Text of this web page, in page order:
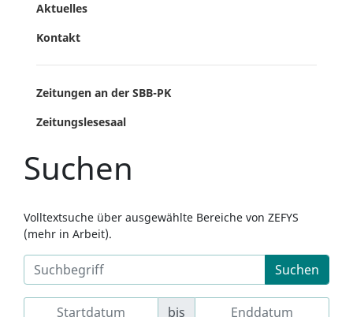
Aktuelles
Kontakt
Zeitungen an der SBB-PK
Zeitungslesesaal
Suchen
Volltextsuche über ausgewählte Bereiche von ZEFYS
(mehr in Arbeit).
Suchen
bis